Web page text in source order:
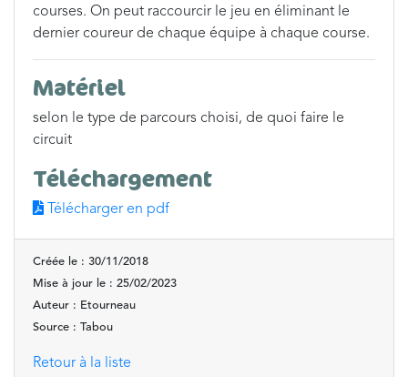
courses. On peut raccourcir le jeu en éliminant le
dernier coureur de chaque équipe à chaque course.
Matériel
selon le type de parcours choisi, de quoi faire le
circuit
Téléchargement
Télécharger en pdf
Créée le : 30/11/2018
Mise à jour le : 25/02/2023
Auteur : Etourneau
Source : Tabou
Retour à la liste